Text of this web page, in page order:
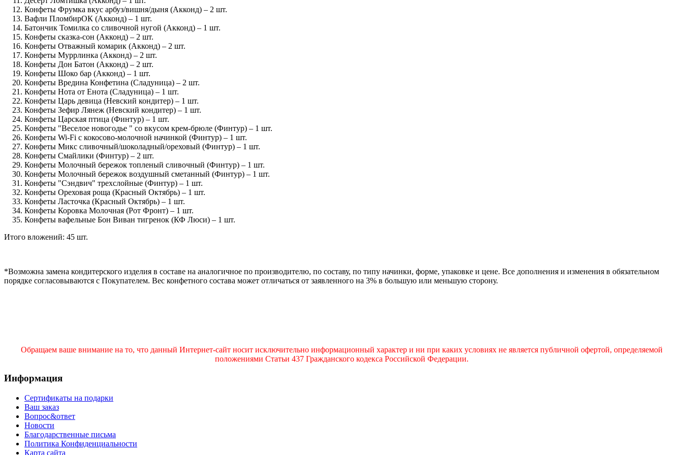
Конфеты Фрумка вкус арбуз/вишня/дыня (Акконд) – 2 шт.
Вафли ПломбирОК (Акконд) – 1 шт.
Батончик Томилка со сливочной нугой (Акконд) – 1 шт.
Конфеты сказка-сон (Акконд) – 2 шт.
Конфеты Отважный комарик (Акконд) – 2 шт.
Конфеты Муррлинка (Акконд) – 2 шт.
Конфеты Дон Батон (Акконд) – 2 шт.
Конфеты Шоко бар (Акконд) – 1 шт.
Конфеты Вредина Конфетина (Сладуница) – 2 шт.
Конфеты Нота от Енота (Сладуница) – 1 шт.
Конфеты Царь девица (Невский кондитер) – 1 шт.
Конфеты Зефир Лянеж (Невский кондитер) – 1 шт.
Конфеты Царская птица (Финтур) – 1 шт.
Конфеты "Веселое новогодье " со вкусом крем-брюле (Финтур) – 1 шт.
Конфеты Wi-Fi с кокосово-молочной начинкой (Финтур) – 1 шт.
Конфеты Микс сливочный/шоколадный/ореховый (Финтур) – 1 шт.
Конфеты Смайлики (Финтур) – 2 шт.
Конфеты Молочный бережок топленый сливочный (Финтур) – 1 шт.
Конфеты Молочный бережок воздушный сметанный (Финтур) – 1 шт.
Конфеты "Сэндвич" трехслойные (Финтур) – 1 шт.
Конфеты Ореховая роща (Красный Октябрь) – 1 шт.
Конфеты Ласточка (Красный Октябрь) – 1 шт.
Конфеты Коровка Молочная (Рот Фронт) – 1 шт.
Конфеты вафельные Бон Виван тигренок (КФ Люси) – 1 шт.
Итого вложений: 45 шт.
*Возможна замена кондитерского изделия в составе на аналогичное по производителю, по составу, по типу начинки, форме, упаковке и цене. Все дополнения и изменения в обязательном
порядке согласовываются с Покупателем. Вес конфетного состава может отличаться от заявленного на 3% в большую или меньшую сторону.
Обращаем ваше внимание на то, что данный Интернет-сайт носит исключительно информационный характер и ни при каких условиях не является публичной офертой, определяемой
положениями Статьи 437 Гражданского кодекса Российской Федерации.
Информация
Сертификаты на подарки
Ваш заказ
Вопрос&ответ
Новости
Благодарственные письма
Политика Конфиденциальности
Карта сайта